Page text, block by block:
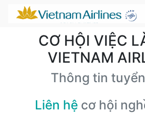
CƠ HỘI VIỆC
VIETNAM
Thông tin
Liên hệ cơ hội